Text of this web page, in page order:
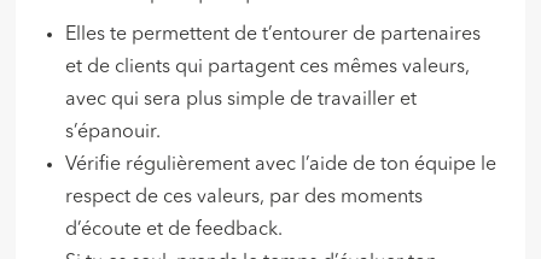
Elles te permettent de t’entourer de partenaires
et de clients qui partagent ces mêmes valeurs,
avec qui sera plus simple de travailler et
s’épanouir.
Vérifie régulièrement avec l’aide de ton équipe le
respect de ces valeurs, par des moments
d’écoute et de feedback.